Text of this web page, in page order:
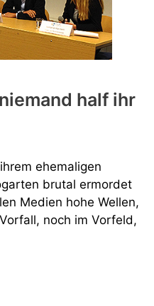
half ihr
ehemaligen
brutal ermordet
Medien hohe Wellen,
noch im Vorfeld,